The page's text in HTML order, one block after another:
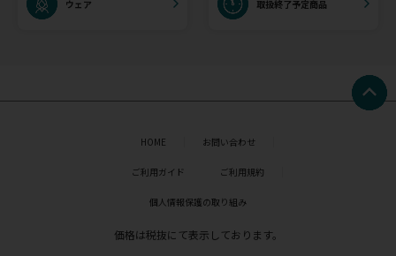
ウェア 取扱終了予定商品
HOME お問い合わせ
ご利用ガイド ご利用規約
個人情報保護の取り組み
価格は税抜にて表示しております。